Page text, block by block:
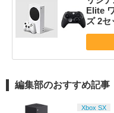
Elite
ズ 2セ
編集部のおすすめ記事
Xbox SX